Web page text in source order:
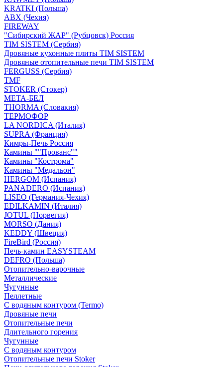
KRATKI (Польша)
ABX (Чехия)
FIREWAY
"Сибирский ЖАР" (Рубцовск) Россия
TIM SISTEM (Сербия)
Дровяные кухонные плиты TIM SISTEM
Дровяные отопительные печи TIM SISTEM
FERGUSS (Сербия)
TMF
STOKER (Стокер)
МЕТА-БЕЛ
THORMA (Словакия)
ТЕРМОФОР
LA NORDICA (Италия)
SUPRA (Франция)
Кимры-Печь Россия
Камины ""Прованс""
Камины "Кострома"
Камины "Медальон"
HERGOM (Испания)
PANADERO (Испания)
LISEO (Германия-Чехия)
EDILKAMIN (Италия)
JOTUL (Норвегия)
MORSO (Дания)
KEDDY (Швеция)
FireBird (Россия)
Печь-камин EASYSTEAM
DEFRO (Польша)
Отопительно-варочные
Металлические
Чугунные
Пеллетные
С водяным контуром (Termo)
Дровяные печи
Отопительные печи
Длительного горения
Чугунные
C водяным контуром
Отопительные печи Stoker